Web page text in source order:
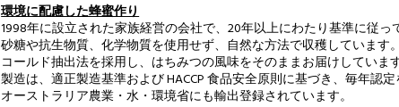
環境に配慮した蜂蜜作り
1998年に設立された家族経営の会社で、20年以上にわたり基準に従っ
砂糖や抗生物質、化学物質を使用せず、自然な方法で収穫しています。
コールド抽出法を採用し、はちみつの風味をそのままお届けしています
製造は、適正製造基準および HACCP 食品安全原則に基づき、毎年認定
オーストラリア農業・水・環境省にも輸出登録されています。